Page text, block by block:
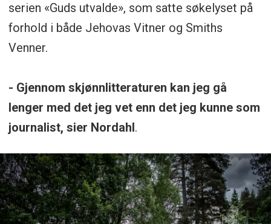
serien «Guds utvalde», som satte søkelyset på
forhold i både Jehovas Vitner og Smiths
Venner.
- Gjennom skjønnlitteraturen kan jeg gå
lenger med det jeg vet enn det jeg kunne som
journalist, sier Nordahl.